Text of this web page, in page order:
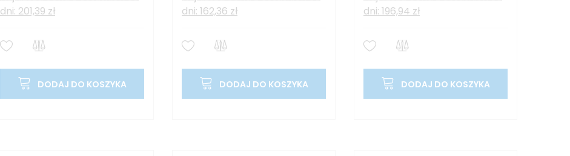
dni: 201,39 zł
DODAJ DO KOSZYKA
dni: 162,36 zł
DODAJ DO KOSZYKA
dni: 196,94 zł
DODAJ DO KOSZYKA